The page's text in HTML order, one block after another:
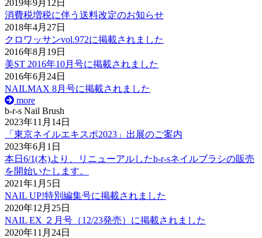
2019年9月12日
消費税増税に伴う送料改定のお知らせ
2018年4月27日
クロワッサンvol.972に掲載されました
2016年8月19日
美ST 2016年10月号に掲載されました
2016年6月24日
NAILMAX 8月号に掲載されました
more
b-r-s Nail Brush
2023年11月14日
「東京ネイルエキスポ2023」出展のご案内
2023年6月1日
本日6/1(木)より、リニューアルしたb-r-sネイルブラシの販売
を開始いたします。
2021年1月5日
NAIL UP!特別編集号に掲載されました
2020年12月25日
NAIL EX ２月号（12/23発売）に掲載されました
2020年11月24日